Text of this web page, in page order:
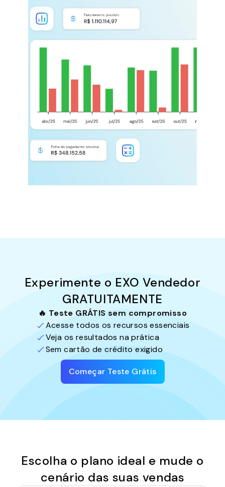
Experimente o EXO Vendedor
GRATUITAMENTE
🔥 Teste GRÁTIS sem compromisso
Acesse todos os recursos essenciais
Veja os resultados na prática
Sem cartão de crédito exigido
Começar Teste Grátis
Escolha o plano ideal e mude o
cenário das suas vendas